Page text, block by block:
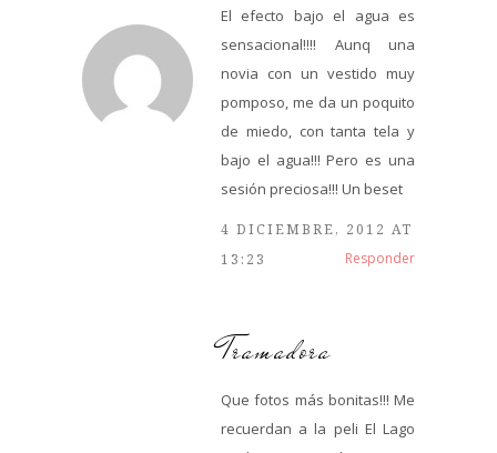
El efecto bajo el agua es
sensacional!!!! Aunq una
novia con un vestido muy
pomposo, me da un poquito
de miedo, con tanta tela y
bajo el agua!!! Pero es una
sesión preciosa!!! Un beset
4 DICIEMBRE, 2012 AT
13:23
Responder
Tramadora
Que fotos más bonitas!!! Me
recuerdan a la peli El Lago